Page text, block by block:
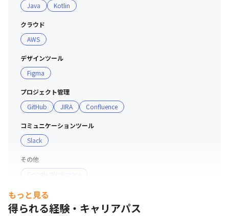
Java Kotlin
クラウド
AWS
デザインツール
Figma
プロジェクト管理
GitHub
JIRA Confluence
コミュニケーションツール
Slack
その他
Google Workspace
支給PC
Mac
もっと見る
得られる経験・キャリアパス